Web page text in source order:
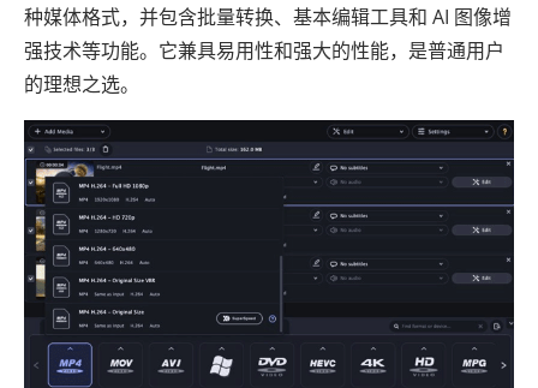
种媒体格式，并包含批量转换、基本编辑工具和 AI 图像增
强技术等功能。它兼具易用性和强大的性能，是普通用户
的理想之选。